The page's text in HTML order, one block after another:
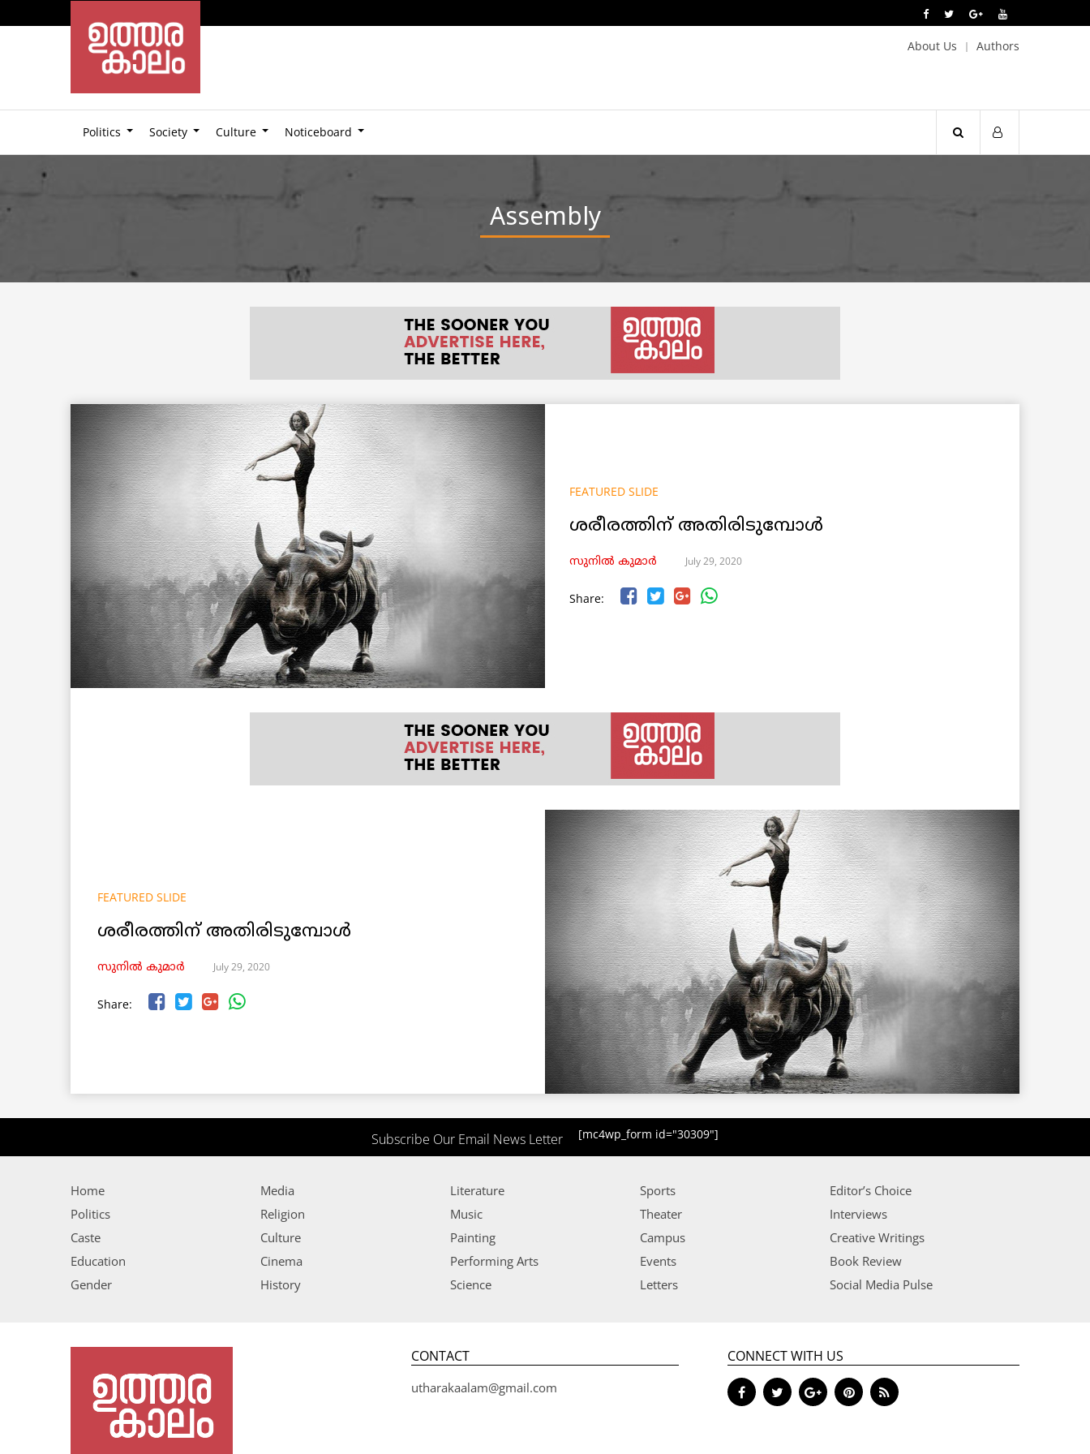
About Us Authors
Politics Society Culture Noticeboard
Assembly
FEATURED SLIDE
ശരീരത്തിന് അതിരിടുമ്പോൾ
സുനിൽ കുമാർ July 29, 2020
Share:
FEATURED SLIDE
ശരീരത്തിന് അതിരിടുമ്പോൾ
സുനിൽ കുമാർ July 29, 2020
Share:
Subscribe Our Email News Letter [mc4wp_form id="30309"]
Home
Politics
Caste
Education
Gender
Media
Religion
Culture
Cinema
History
Literature
Music
Painting
Performing Arts
Science
Sports
Theater
Campus
Events
Letters
Editor’s Choice
Interviews
Creative Writings
Book Review
Social Media Pulse
CONTACT
utharakaalam@gmail.com
CONNECT WITH US